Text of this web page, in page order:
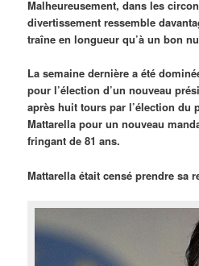
Malheureusement, dans les
divertissement ressemble
traîne en longueur qu’à un bon
La semaine dernière a été
pour l’élection d’un nouveau
après huit tours par l’élection du
Mattarella pour un nouveau
fringant de 81 ans.
Mattarella était censé prendre sa